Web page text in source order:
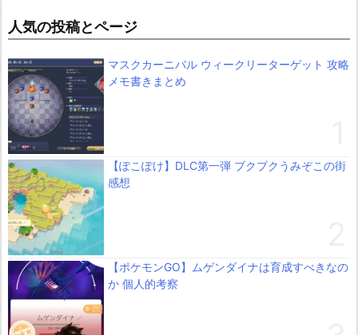
人気の投稿とページ
マスクカーニバル ウィークリーターゲット 攻略
メモ書きまとめ
【ぽこぽけ】DLC第一弾 ブクブクうみぞこの街
感想
【ポケモンGO】ムゲンダイナは育成すべきなの
か 個人的考察